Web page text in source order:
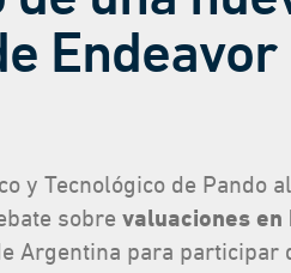
Endeavor
y Tecnológico de Pando
sobre valuaciones
Argentina para participar